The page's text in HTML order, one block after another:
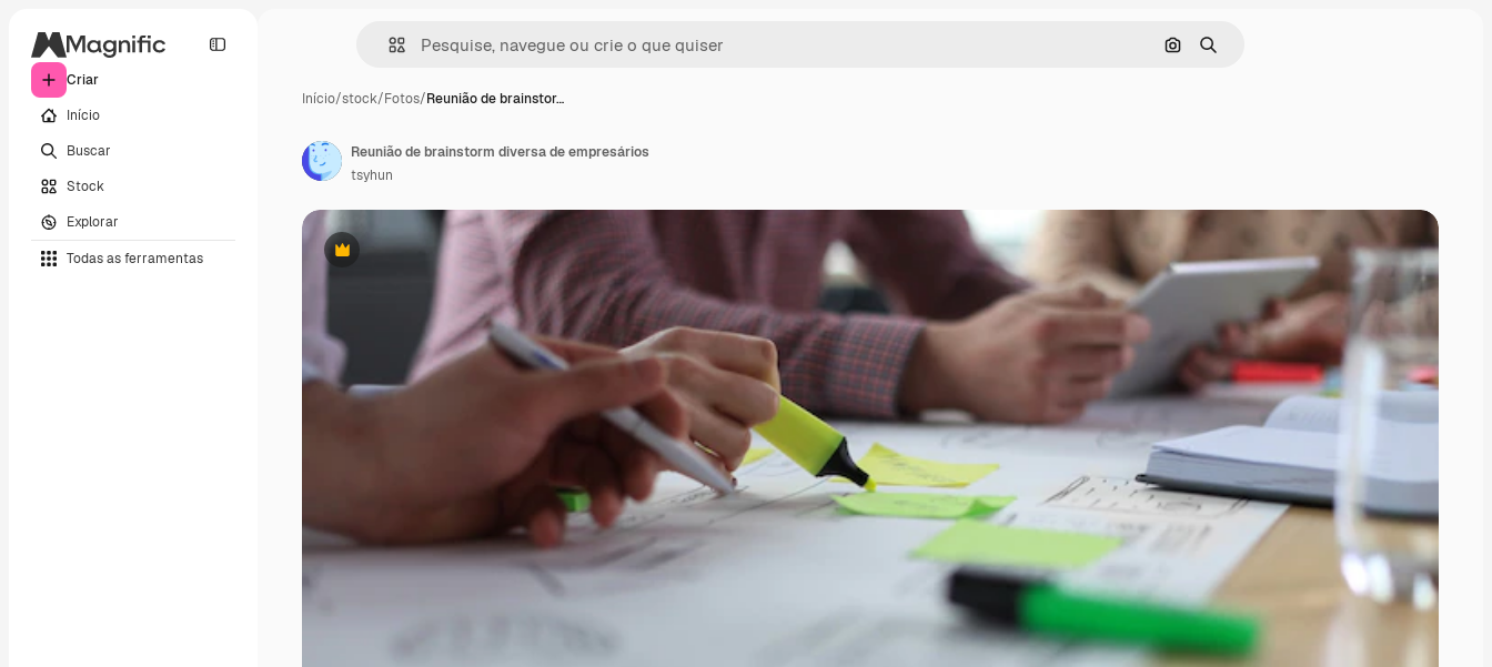
Criar
Início
Buscar
Stock
Explorar
Todas as ferramentas
Pesquisar por imagem
Buscar
Início/stock/Fotos/Reunião de brainstor…
Premium
Reunião de brainstorm diversa de empresários
tsyhun